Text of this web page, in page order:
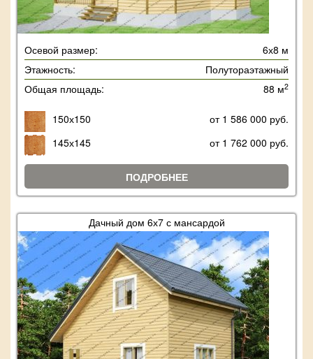
Осевой размер:
6х8 м
Этажность:
Полутораэтажный
Общая площадь:
88 м2
150х150
от 1 586 000 руб.
145х145
от 1 762 000 руб.
ПОДРОБНЕЕ
Дачный дом 6х7 с мансардой